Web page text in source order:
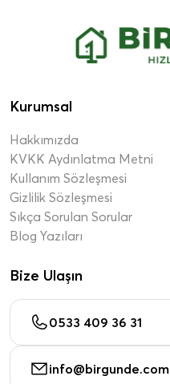
Kurumsal
Hakkımızda
KVKK Aydınlatma Metni
Kullanım Sözleşmesi
Gizlilik Sözleşmesi
Sıkça Sorulan Sorular
Blog Yazıları
Bize Ulaşın
0533 409 36 31
info@birgunde.com